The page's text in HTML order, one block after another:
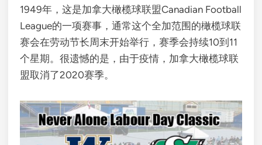
1949年，这是加拿大橄榄球联盟Canadian Football
League的一项赛事，通常这个全加范围的橄榄球联
赛会在劳动节长周末开始举行，赛季会持续10到11
个星期。很遗憾的是，由于疫情，加拿大橄榄球联
盟取消了2020赛季。